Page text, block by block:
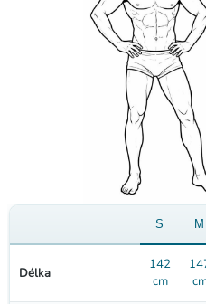
47
S M
Délka
142
cm